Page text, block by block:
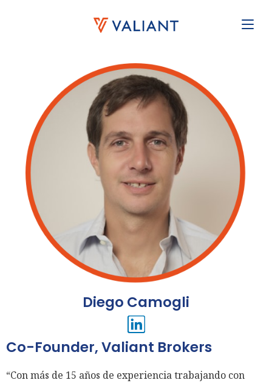
Diego Camogli
Co-Founder, Valiant Brokers
“Con más de 15 años de experiencia trabajando con